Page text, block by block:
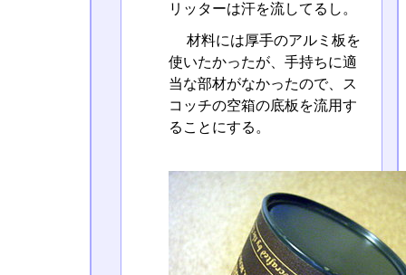
リッターは汗を流してるし。
材料には厚手のアルミ板を
使いたかったが、手持ちに適
当な部材がなかったので、ス
コッチの空箱の底板を流用す
ることにする。